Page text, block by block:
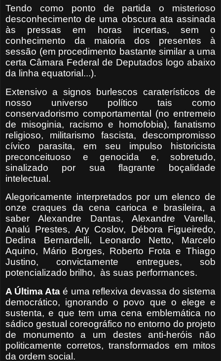
Tendo como ponto de partida o misterioso
desconhecimento de uma obscura ata assinada
às pressas em horas incertas, sem o
conhecimento da maioria dos presentes à
sessão (em procedimento bastante similar a uma
certa Câmara Federal de Deputados logo abaixo
da linha equatorial...).
Extensivo a signos burlescos caraterísticos de
nosso universo político tais como
conservadorismo comportamental (no entremeio
de misoginia, racismo e homofobia), fanatismo
religioso, militarismo fascista, descompromisso
cívico parasita, em seu impulso
historicista
preconceituoso e genocida e, sobretudo,
sinalizado por sua flagrante boçalidade
intelectual.
Alegoricamente interpretados por um elenco de
onze craques da cena carioca e brasileira, a
saber Alexandre Dantas, Alexandre Varella,
Analú Prestes, Ary Coslov, Débora Figueiredo,
Dedina Bernardelli, Leonardo Netto, Marcelo
Aquino, Mário Borges, Roberto Frota e Thiago
Justino, convictamente entregues, sob
potencializado brilho, às suas performances.
A Última Ata é uma reflexiva devassa do sistema
democrático, ignorando o povo que o elege e
sustenta, e que tem uma cena emblemática no
sádico gestual coreográfico no entorno do projeto
de monumento a um destes anti-heróis não
politicamente corretos, transformados em mitos
da ordem social.